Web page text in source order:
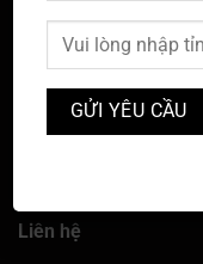
Về chúng tôi
Liên hệ